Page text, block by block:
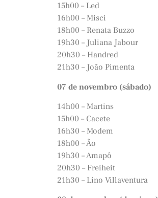
15h00 – Led
16h00 – Misci
18h00 – Renata Buzzo
19h30 – Juliana Jabour
20h30 – Handred
21h30 – João Pimenta
07 de novembro (sábado)
14h00 – Martins
15h00 – Cacete
16h30 – Modem
18h00 – Ão
19h30 – Amapô
20h30 – Freiheit
21h30 – Lino Villaventura